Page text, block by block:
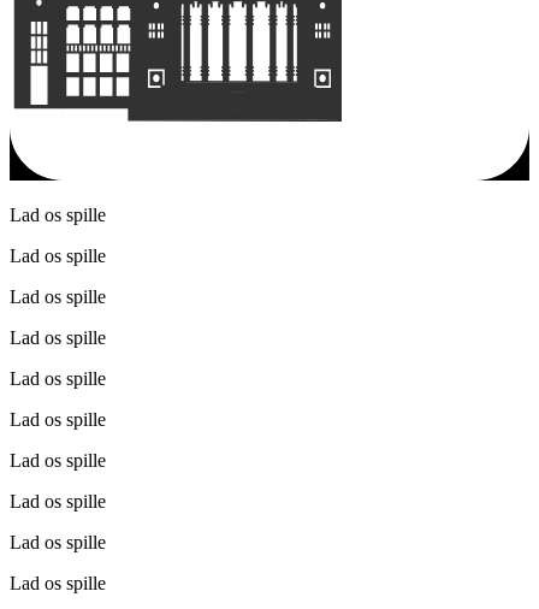
Lad os spille
Lad os spille
Lad os spille
Lad os spille
Lad os spille
Lad os spille
Lad os spille
Lad os spille
Lad os spille
Lad os spille